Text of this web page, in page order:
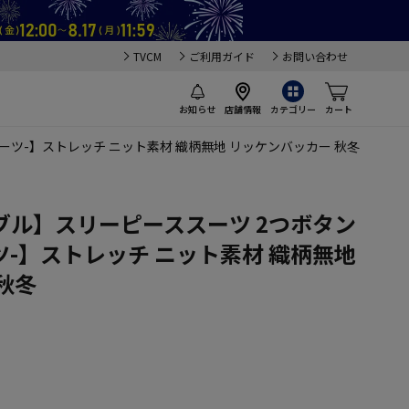
TVCM ご利用ガイド お問い合わせ
お知らせ 店舗情報 カテゴリー カート
-】ストレッチ ニット素材 織柄無地 リッケンバッカー 秋冬
】スリーピーススーツ 2つボタン
】ストレッチ ニット素材 織柄無地
冬